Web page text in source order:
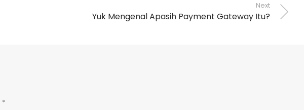
Next
Yuk Mengenal Apasih Payment Gateway Itu?
*